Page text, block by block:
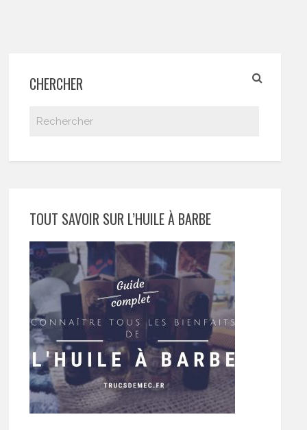
CHERCHER
TOUT SAVOIR SUR L’HUILE À BARBE